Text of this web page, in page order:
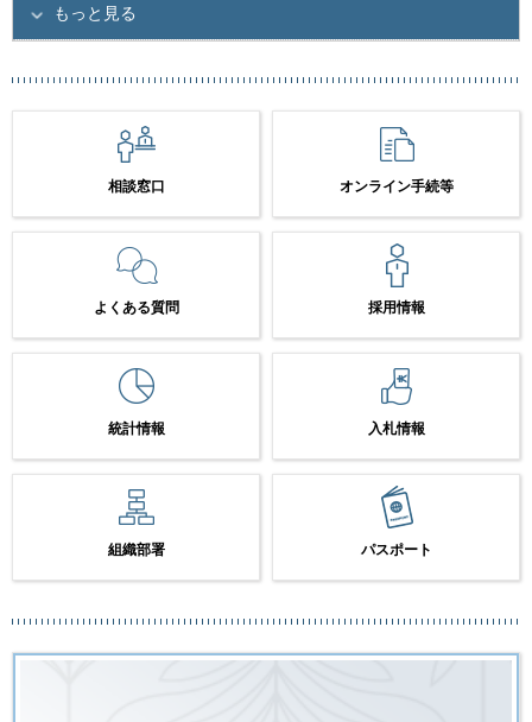
もっと見る
相談窓口 オンライン手続等
よくある質問 採用情報
統計情報 入札情報
組織部署 パスポート